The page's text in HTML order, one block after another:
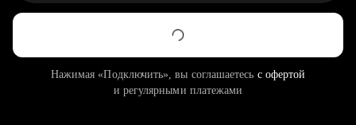
Нажимая «Подключить», вы соглашаетесь с офертой
и регулярными платежами